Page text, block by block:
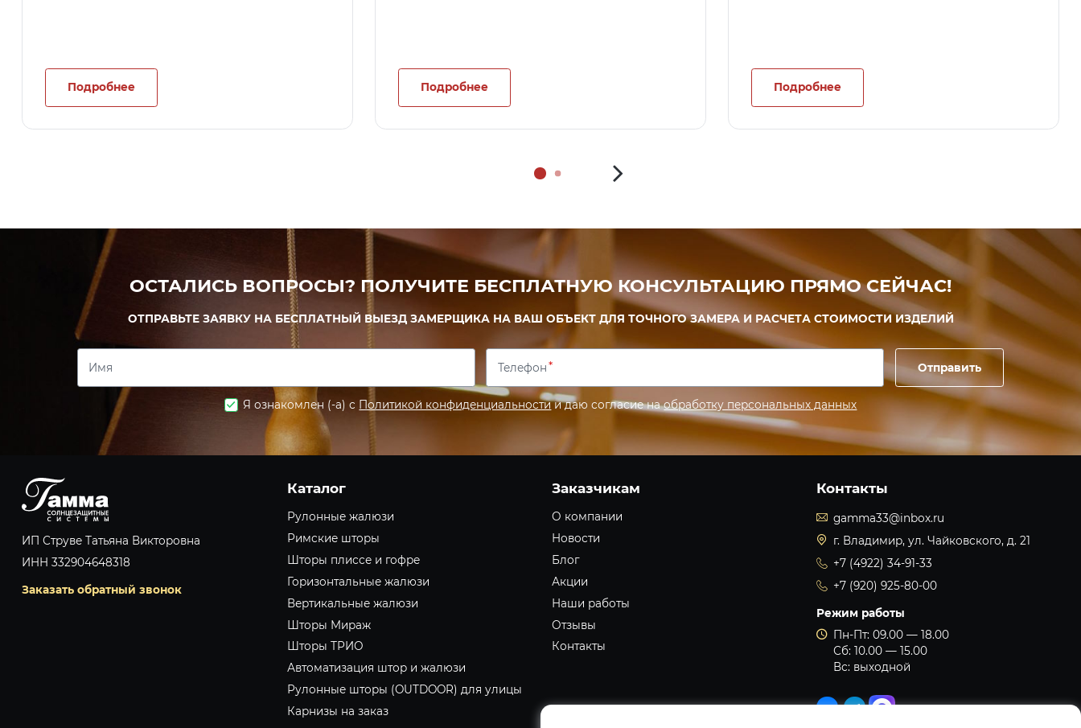
Подробнее Подробнее Подробнее
ОСТАЛИСЬ ВОПРОСЫ? ПОЛУЧИТЕ БЕСПЛАТНУЮ КОНСУЛЬТАЦИЮ ПРЯМО СЕЙЧАС!
ОТПРАВЬТЕ ЗАЯВКУ НА БЕСПЛАТНЫЙ ВЫЕЗД ЗАМЕРЩИКА НА ВАШ ОБЪЕКТ ДЛЯ ТОЧНОГО ЗАМЕРА И РАСЧЕТА СТОИМОСТИ ИЗДЕЛИЙ
Имя Телефон Отправить
Я ознакомлен (-а) с Политикой конфиденциальностии даю согласие наобработку персональных данных
ИП Струве Татьяна Викторовна
ИНН 332904648318
Заказать обратный звонок
Каталог
Рулонные жалюзи
Римские шторы
Шторы плиссе и гофре
Горизонтальные жалюзи
Вертикальные жалюзи
Шторы Мираж
Шторы ТРИО
Автоматизация штор и жалюзи
Рулонные шторы (OUTDOOR) для улицы
Карнизы на заказ
Заказчикам
О компании
Новости
Блог
Акции
Наши работы
Отзывы
Контакты
Контакты
gamma33@inbox.ru
г. Владимир, ул. Чайковского, д. 21
+7 (4922) 34-91-33
+7 (920) 925-80-00
Режим работы
Пн-Пт: 09.00 — 18.00
Сб: 10.00 — 15.00
Вс: выходной